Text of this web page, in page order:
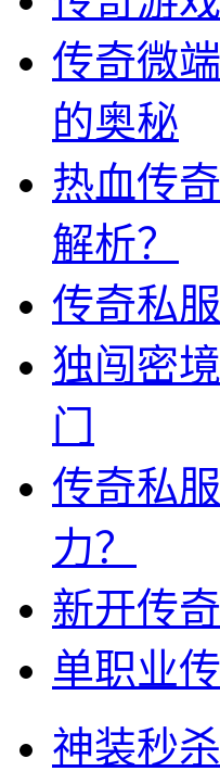
传奇微
的奥秘
热血传
解析？
传奇私
独闯密
门
传奇私
力？
新开传
单职业
神装秒